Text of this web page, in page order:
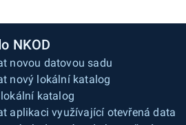
NKOD
novou datovou sadu
nový lokální katalog
katalog
aplikaci využívající otevřená data